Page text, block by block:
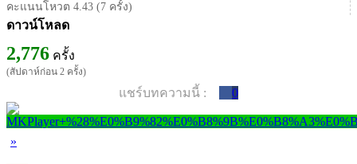
คะแนนโหวต 4.43 (7 ครั้ง)
ดาวน์โหลด
2,776 ครั้ง
(สัปดาห์ก่อน 2 ครั้ง)
แชร์บทความนี้ : 0
»